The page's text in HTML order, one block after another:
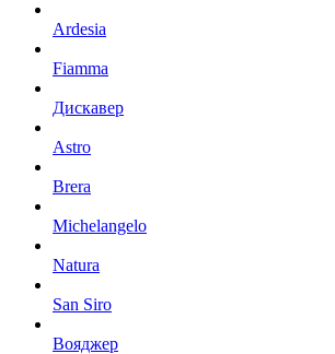
Ardesia
Fiamma
Дискавер
Astro
Brera
Michelangelo
Natura
San Siro
Вояджер